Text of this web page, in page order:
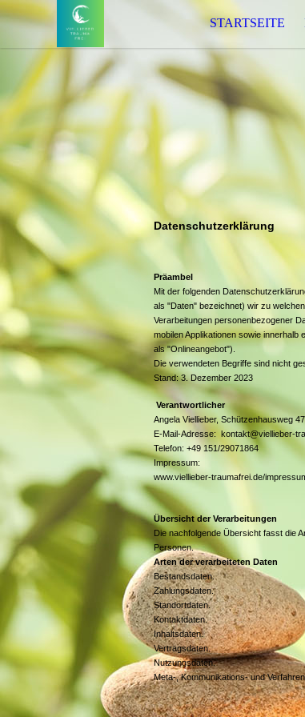
STARTSEITE
Datenschutzerklärung
Präambel
Mit der folgenden
als "Daten" bezeichnet) wir zu
Verarbeitungen personenbezogener
mobilen Applikationen sowie
als "Onlineangebot").
Die verwendeten Begriffe sind nicht
Stand: 3. Dezember 2023
Verantwortlicher
Angela Viellieber, Schützenhausweg
E-Mail-Adresse: kontakt@viellieber-
Telefon: +49 151/29071864
Impressum:
www.viellieber-traumafrei.de/
Übersicht der Verarbeitungen
Die nachfolgende Übersicht fasst die
Personen.
Arten der verarbeiteten Daten
Bestandsdaten.
Zahlungsdaten.
Standortdaten.
Kontaktdaten.
Inhaltsdaten.
Vertragsdaten.
Nutzungsdaten.
Meta-, Kommunikations- und